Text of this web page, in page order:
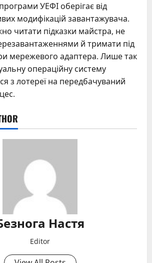
УЕФІ оберігає від
модифікацій завантажувача.
читати підказки майстра, не
й тримати під
мережевого адаптера. Лише так
операційну систему
з лотереї на передбачуваний
Настя
Editor